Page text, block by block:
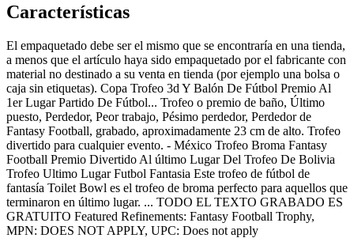
Características
El empaquetado debe ser el mismo que se encontraría en una tienda,
a menos que el artículo haya sido empaquetado por el fabricante con
material no destinado a su venta en tienda (por ejemplo una bolsa o
caja sin etiquetas). Copa Trofeo 3d Y Balón De Fútbol Premio Al
1er Lugar Partido De Fútbol... Trofeo o premio de baño, Último
puesto, Perdedor, Peor trabajo, Pésimo perdedor, Perdedor de
Fantasy Football, grabado, aproximadamente 23 cm de alto. Trofeo
divertido para cualquier evento. - México Trofeo Broma Fantasy
Football Premio Divertido Al último Lugar Del Trofeo De Bolivia
Trofeo Ultimo Lugar Futbol Fantasia Este trofeo de fútbol de
fantasía Toilet Bowl es el trofeo de broma perfecto para aquellos que
terminaron en último lugar. ... TODO EL TEXTO GRABADO ES
GRATUITO Featured Refinements: Fantasy Football Trophy,
MPN: DOES NOT APPLY, UPC: Does not apply